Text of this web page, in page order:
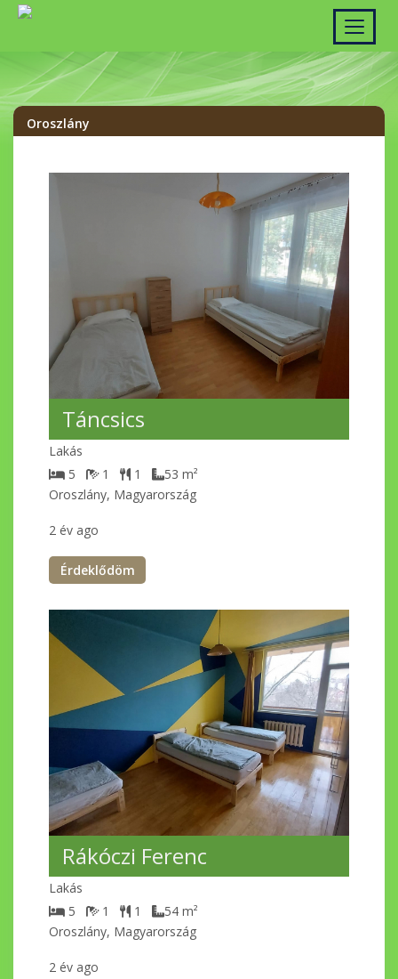
Kinyit
Oroszlány
Lakás
Táncsics
Oroszlány, Magyarország
5 1 1 53 m²
2 év ago
Érdeklődöm
Lakás
Rákóczi Ferenc
Oroszlány, Magyarország
5 1 1 54 m²
2 év ago